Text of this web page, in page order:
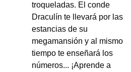
troqueladas. El conde
Draculín te llevará por las
estancias de su
megamansión y al mismo
tiempo te enseñará los
números... ¡Aprende a